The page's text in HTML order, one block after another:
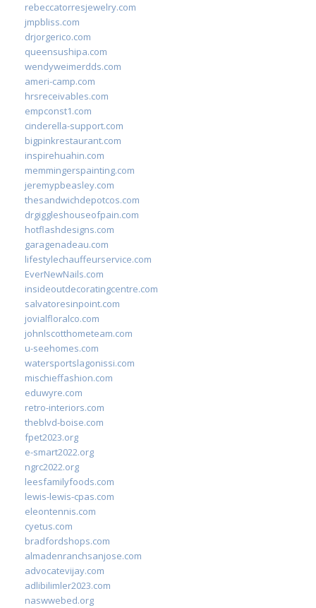
rebeccatorresjewelry.com
jmpbliss.com
drjorgerico.com
queensushipa.com
wendyweimerdds.com
ameri-camp.com
hrsreceivables.com
empconst1.com
cinderella-support.com
bigpinkrestaurant.com
inspirehuahin.com
memmingerspainting.com
jeremypbeasley.com
thesandwichdepotcos.com
drgiggleshouseofpain.com
hotflashdesigns.com
garagenadeau.com
lifestylechauffeurservice.com
EverNewNails.com
insideoutdecoratingcentre.com
salvatoresinpoint.com
jovialfloralco.com
johnlscotthometeam.com
u-seehomes.com
watersportslagonissi.com
mischieffashion.com
eduwyre.com
retro-interiors.com
theblvd-boise.com
fpet2023.org
e-smart2022.org
ngrc2022.org
leesfamilyfoods.com
lewis-lewis-cpas.com
eleontennis.com
cyetus.com
bradfordshops.com
almadenranchsanjose.com
advocatevijay.com
adlibilimler2023.com
naswwebed.org